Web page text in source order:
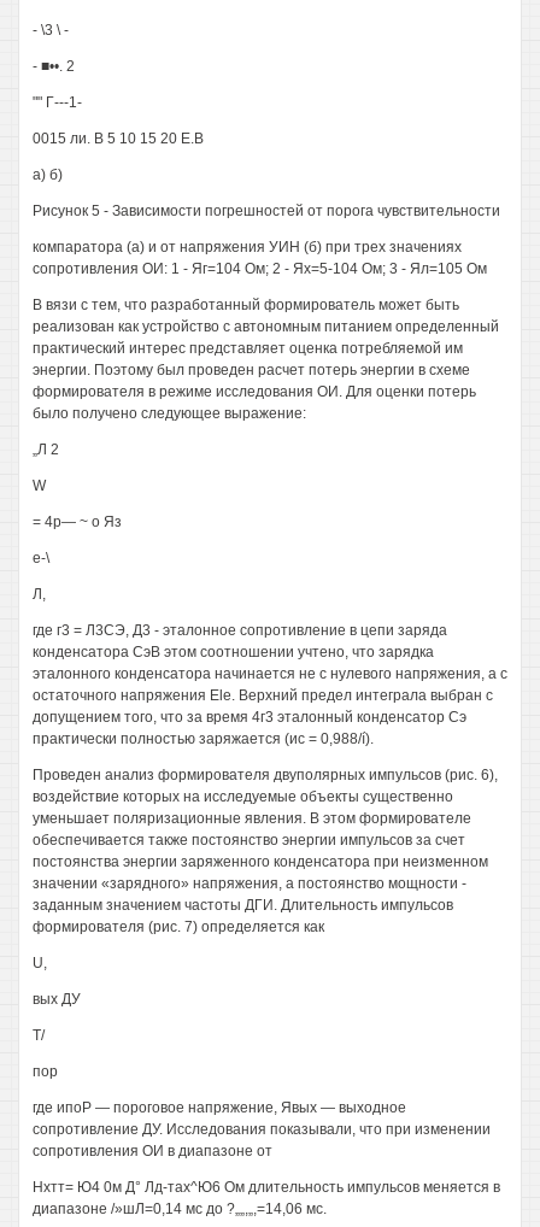
- \3 \ -
- ■••. 2
"" Г---1-
0015 ли. В 5 10 15 20 Е.В
а) б)
Рисунок 5 - Зависимости погрешностей от порога чувствительности
компаратора (а) и от напряжения УИН (б) при трех значениях
сопротивления ОИ: 1 - Яг=104 Ом; 2 - Ях=5-104 Ом; 3 - Ял=105 Ом
В вязи с тем, что разработанный формирователь может быть
реализован как устройство с автономным питанием определенный
практический интерес представляет оценка потребляемой им
энергии. Поэтому был проведен расчет потерь энергии в схеме
формирователя в режиме исследования ОИ. Для оценки потерь
было получено следующее выражение:
„Л 2
W
= 4р— ~ о Яз
е-\
Л,
где г3 = Л3СЭ, Д3 - эталонное сопротивление в цепи заряда
конденсатора СэВ этом соотношении учтено, что зарядка
эталонного конденсатора начинается не с нулевого напряжения, а с
остаточного напряжения Ele. Верхний предел интеграла выбран с
допущением того, что за время 4г3 эталонный конденсатор Сэ
практически полностью заряжается (ис = 0,988/í).
Проведен анализ формирователя двуполярных импульсов (рис. 6),
воздействие которых на исследуемые объекты существенно
уменьшает поляризационные явления. В этом формирователе
обеспечивается также постоянство энергии импульсов за счет
постоянства энергии заряженного конденсатора при неизменном
значении «зарядного» напряжения, а постоянство мощности -
заданным значением частоты ДГИ. Длительность импульсов
формирователя (рис. 7) определяется как
U,
вых ДУ
Т/
пор
где ипоР — пороговое напряжение, Явых — выходное
сопротивление ДУ. Исследования показывали, что при изменении
сопротивления ОИ в диапазоне от
Нхтт= Ю4 0м Д° Лд-тах^Ю6 Ом длительность импульсов меняется в
диапазоне /»шЛ=0,14 мс до ?„„,„,=14,06 мс.